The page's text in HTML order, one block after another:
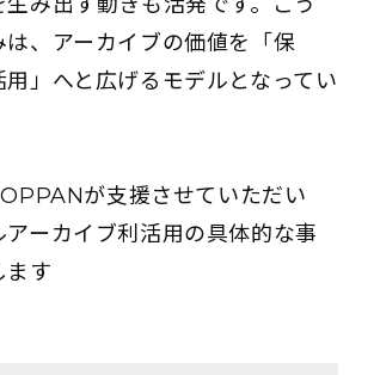
は、アーカイブの価値を「保
」へと広げるモデルとなってい
が支援させていただい
アーカイブ利活用の具体的な事
ます